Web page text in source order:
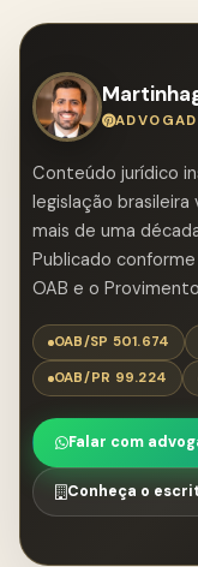
Conteúdo jurídico
legislação
mais de uma
Publicado
OAB e o
OAB/SP 501.674
OAB/PR 99.224
Falar com
Conheça o